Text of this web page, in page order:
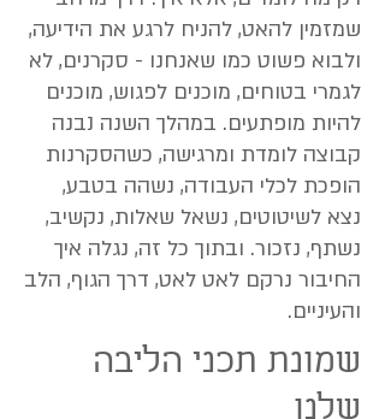
שמזמין להאט, להניח לרגע את הידיעה,
ולבוא פשוט כמו שאנחנו - סקרנים, לא
לגמרי בטוחים, מוכנים לפגוש, מוכנים
להיות מופתעים. במהלך השנה נבנה
קבוצה לומדת ומרגישה, כשהסקרנות
הופכת לכלי העבודה, נשהה בטבע,
נצא לשיטוטים, נשאל שאלות, נקשיב,
נשתף, נזכור. ובתוך כל זה, נגלה איך
החיבור נרקם לאט לאט, דרך הגוף, הלב
והעיניים.
שמונת תכני הליבה
שלנו